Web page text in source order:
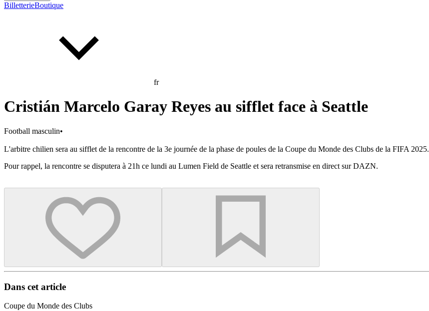
BilletterieBoutique
fr
Cristián Marcelo Garay Reyes au sifflet face à Seattle
Football masculin•
L'arbitre chilien sera au sifflet de la rencontre de la 3e journée de la phase de poules de la Coupe du Monde des Clubs de la FIFA 2025.
Pour rappel, la rencontre se disputera à 21h ce lundi au Lumen Field de Seattle et sera retransmise en direct sur DAZN.
Dans cet article
Coupe du Monde des Clubs